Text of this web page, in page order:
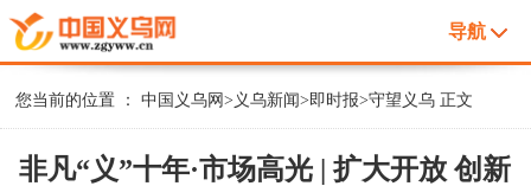
导航
您当前的位置 ：中国义乌网> 义乌新闻>即时报>守望义乌 正文
非凡“义”十年·市场高光 | 扩大开放 创新